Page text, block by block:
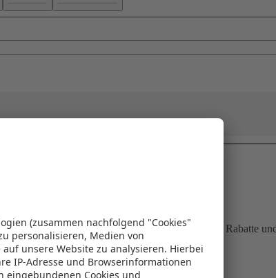
– das spart Zeit und Geld. Nutzen Sie attraktive Rabatte